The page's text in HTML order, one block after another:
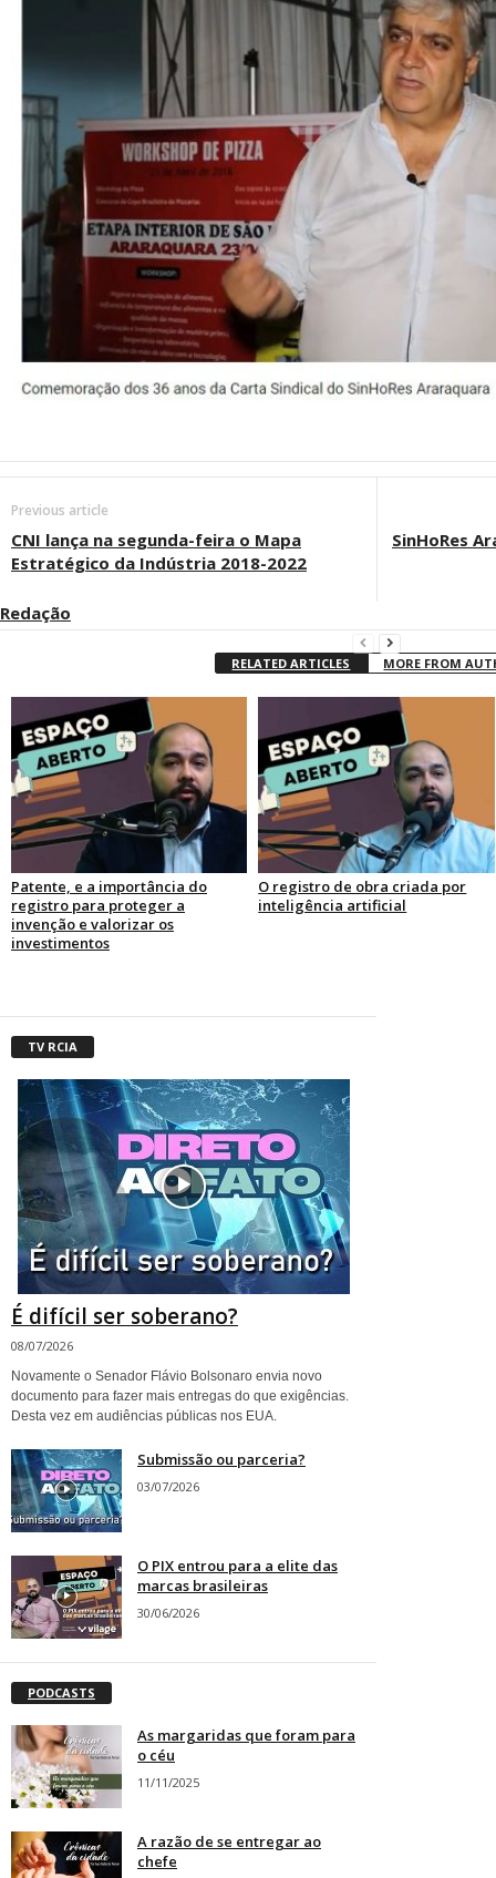
Previous article
CNI lança na segunda-feira o Mapa
Estratégico da Indústria 2018-2022
SinHoRes
Redação
RELATED ARTICLES MORE FROM
Patente, e a importância do
registro para proteger a
invenção e valorizar os
investimentos
O registro de obra criada por
inteligência artificial
TV RCIA
É difícil ser soberano?
08/07/2026
Novamente o Senador Flávio Bolsonaro envia novo
documento para fazer mais entregas do que exigências.
Desta vez em audiências públicas nos EUA.
Submissão ou parceria?
03/07/2026
O PIX entrou para a elite das
marcas brasileiras
30/06/2026
PODCASTS
As margaridas que foram para
o céu
11/11/2025
A razão de se entregar ao
chefe